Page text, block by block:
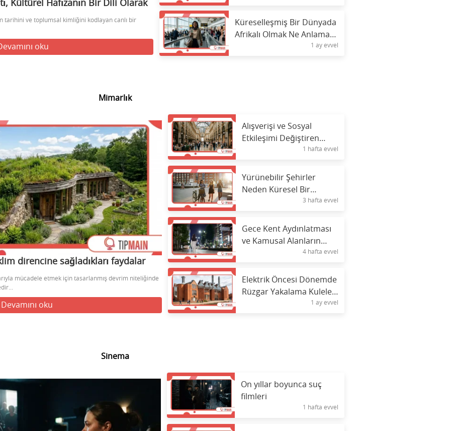
Kültürel Hafızanın Bir Dili Olarak
tarihini ve toplumsal kimliğini kodlayan canlı bir
Devamını oku
Küreselleşmiş Bir Dünyada
Afrikalı Olmak Ne Anlama
1 ay evvel
Mimarlık
direncine sağladıkları faydalar
mücadele etmek için tasarlanmış devrim niteliğinde
Devamını oku
Alışverişi ve Sosyal
Etkileşimi Değiştiren
1 hafta evvel
Yürünebilir Şehirler
Neden Küresel Bir
Öncelik Haline Geliyor?
3 hafta evvel
Gece Kent Aydınlatması
ve Kamusal Alanların
4 hafta evvel
Elektrik Öncesi Dönemde
Rüzgar Yakalama Kuleleri
1 ay evvel
Sinema
On yıllar boyunca suç
filmleri
1 hafta evvel